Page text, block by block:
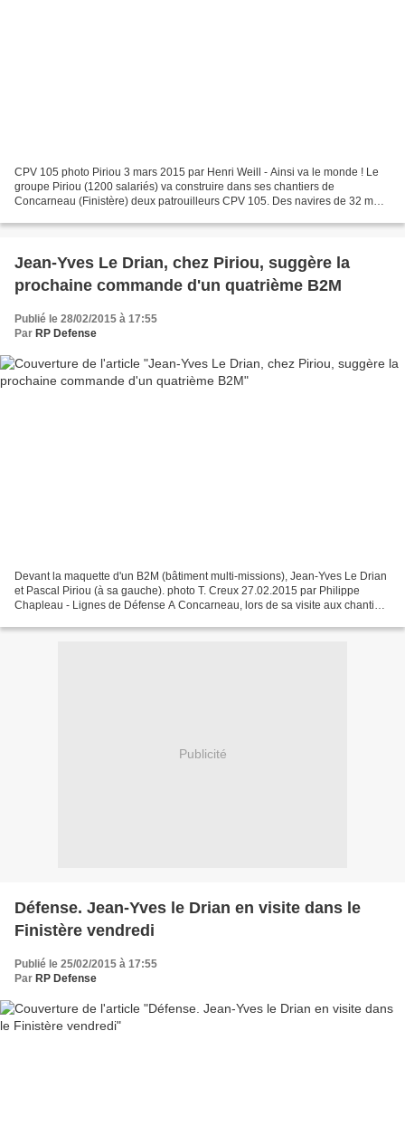
CPV 105 photo Piriou 3 mars 2015 par Henri Weill - Ainsi va le monde ! Le
groupe Piriou (1200 salariés) va construire dans ses chantiers de
Concarneau (Finistère) deux patrouilleurs CPV 105. Des navires de 32 m
Jean-Yves Le Drian, chez Piriou, suggère la
prochaine commande d'un quatrième B2M
Publié le 28/02/2015 à 17:55
Par RP Defense
Devant la maquette d'un B2M (bâtiment multi-missions), Jean-Yves Le Drian
et Pascal Piriou (à sa gauche). photo T. Creux 27.02.2015 par Philippe
Chapleau - Lignes de Défense A Concarneau, lors de sa visite aux chantiers
Publicité
Défense. Jean-Yves le Drian en visite dans le
Finistère vendredi
Publié le 25/02/2015 à 17:55
Par RP Defense